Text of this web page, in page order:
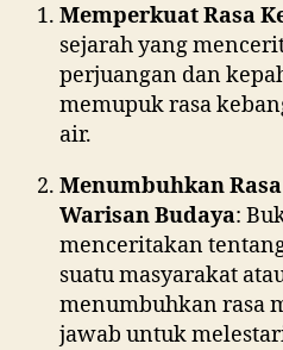
Memperkuat Rasa
sejarah yang
perjuangan dan
memupuk rasa
air.
Menumbuhkan
Warisan Budaya:
menceritakan
suatu masyarakat
menumbuhkan rasa
jawab untuk